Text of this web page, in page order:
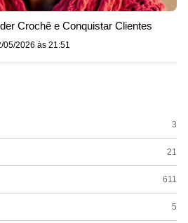
Crochê e Conquistar Clientes
05/2026 às 21:51
3
21
611
5